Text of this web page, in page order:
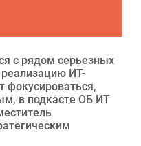
с рядом серьезных
ИТ-
фокусироваться,
в подкасте ОБ ИТ